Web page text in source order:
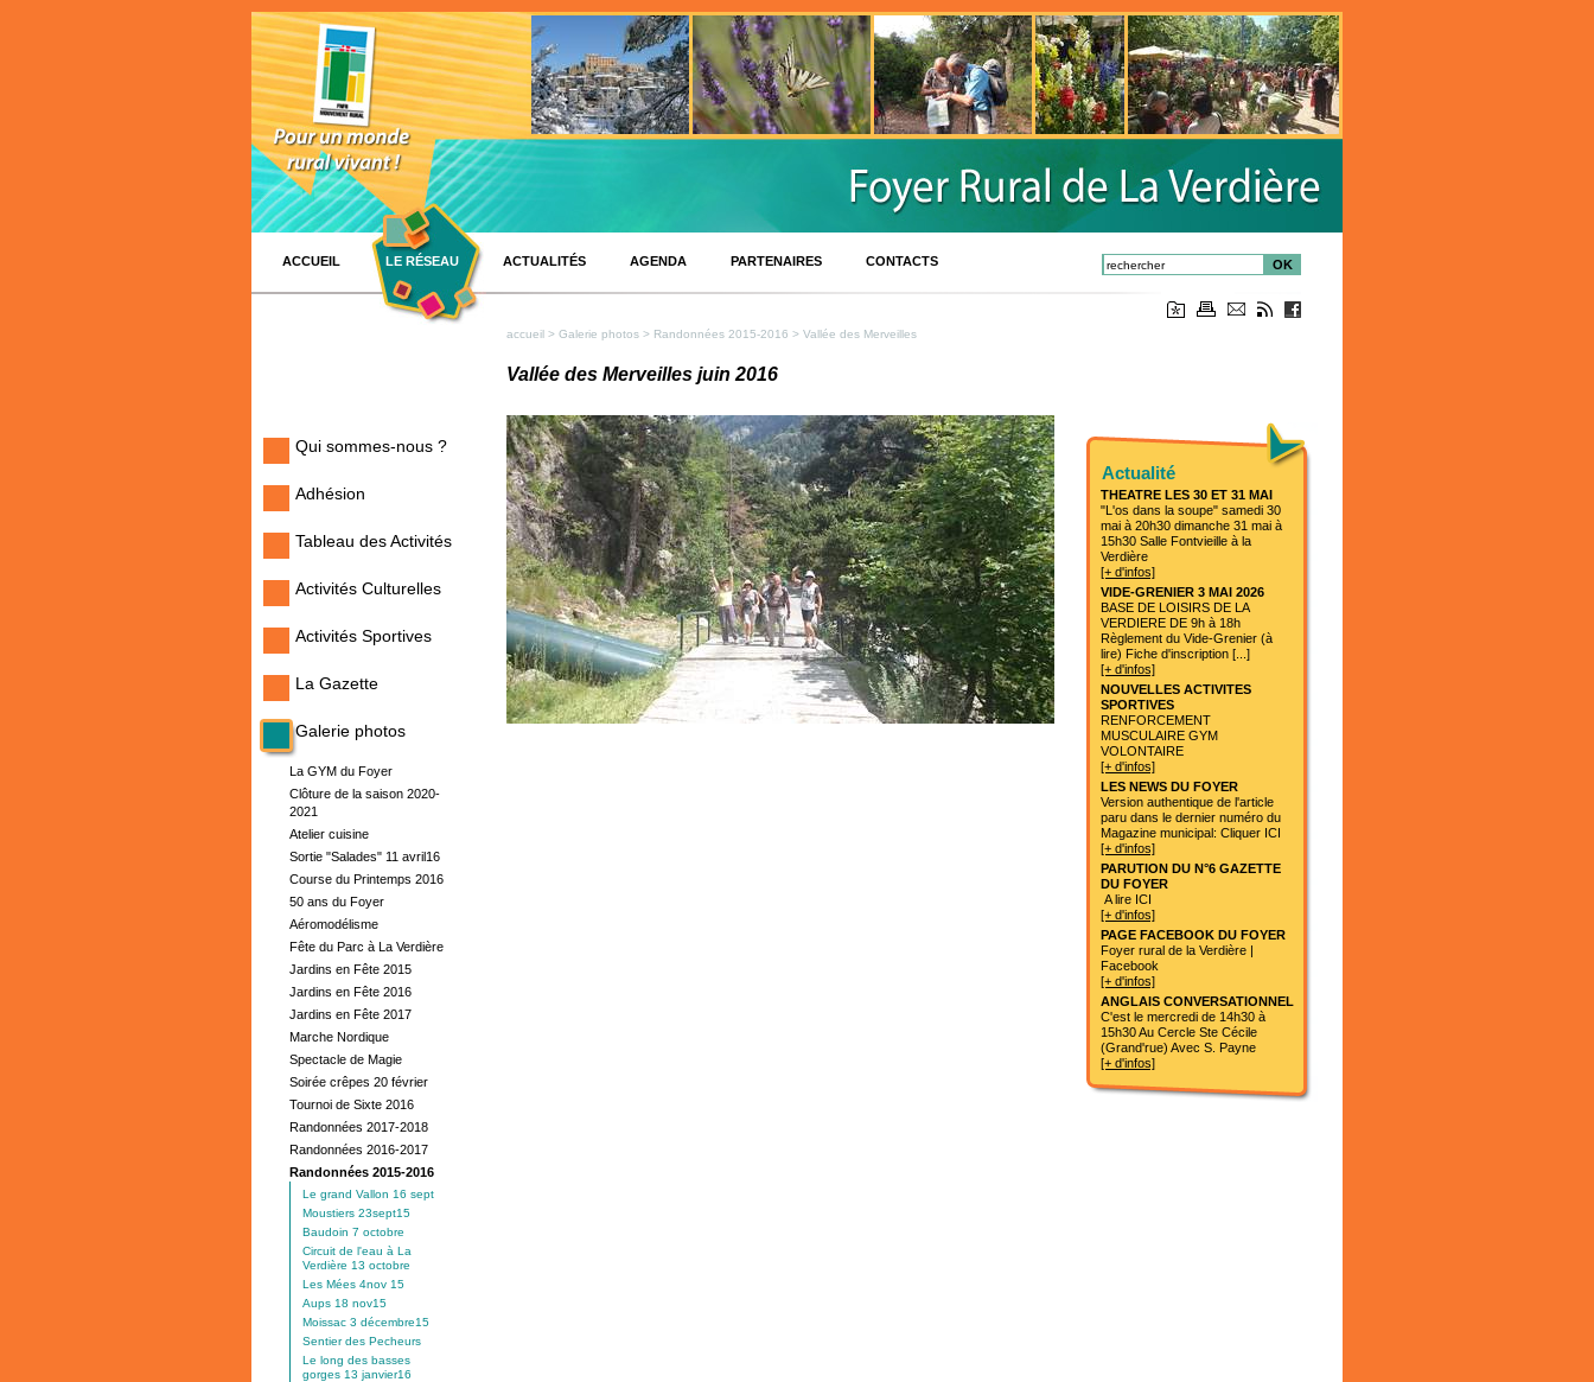
ACCUEIL LE RÉSEAU ACTUALITÉS AGENDA PARTENAIRES CONTACTS OK
Qui sommes-nous ?
Adhésion
Tableau des Activités
Activités Culturelles
Activités Sportives
La Gazette
Galerie photos
La GYM du Foyer
Clôture de la saison 2020-
2021
Atelier cuisine
Sortie "Salades" 11 avril16
Course du Printemps 2016
50 ans du Foyer
Aéromodélisme
Fête du Parc à La Verdière
Jardins en Fête 2015
Jardins en Fête 2016
Jardins en Fête 2017
Marche Nordique
Spectacle de Magie
Soirée crêpes 20 février
Tournoi de Sixte 2016
Randonnées 2017-2018
Randonnées 2016-2017
Randonnées 2015-2016
Le grand Vallon 16 sept
Moustiers 23sept15
Baudoin 7 octobre
Circuit de l'eau à La
Verdière 13 octobre
Les Mées 4nov 15
Aups 18 nov15
Moissac 3 décembre15
Sentier des Pecheurs
Le long des basses
gorges 13 janvier16
accueil > Galerie photos > Randonnées 2015-2016 > Vallée des Merveilles
Vallée des Merveilles juin 2016
Actualité
THEATRE LES 30 ET 31 MAI
"L'os dans la soupe" samedi 30
mai à 20h30 dimanche 31 mai à
15h30 Salle Fontvieille à la
Verdière
[+ d'infos]
VIDE-GRENIER 3 MAI 2026
BASE DE LOISIRS DE LA
VERDIERE DE 9h à 18h
Règlement du Vide-Grenier (à
lire) Fiche d'inscription [...]
[+ d'infos]
NOUVELLES ACTIVITES
SPORTIVES
RENFORCEMENT
MUSCULAIRE GYM
VOLONTAIRE
[+ d'infos]
LES NEWS DU FOYER
Version authentique de l'article
paru dans le dernier numéro du
Magazine municipal: Cliquer ICI
[+ d'infos]
PARUTION DU N°6 GAZETTE
DU FOYER
A lire ICI
[+ d'infos]
PAGE FACEBOOK DU FOYER
Foyer rural de la Verdière |
Facebook
[+ d'infos]
ANGLAIS CONVERSATIONNEL
C'est le mercredi de 14h30 à
15h30 Au Cercle Ste Cécile
(Grand'rue) Avec S. Payne
[+ d'infos]